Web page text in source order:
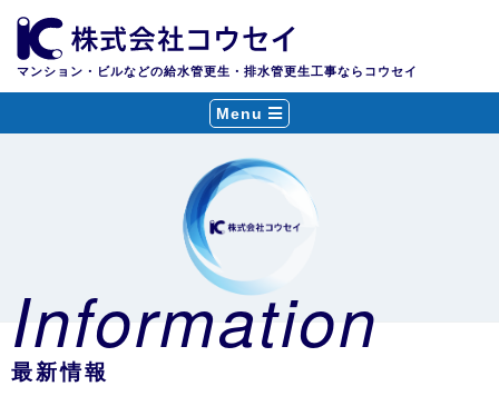
マンション・ビルなどの給水管更生・排水管更生工事ならコウセイ
Menu
Information
最新情報